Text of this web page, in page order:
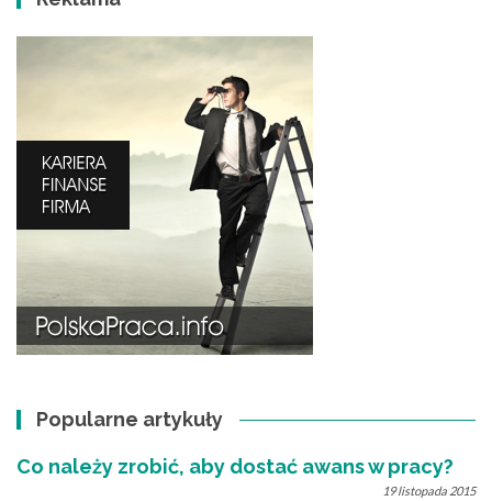
Popularne artykuły
Co należy zrobić, aby dostać awans w pracy?
19 listopada 2015